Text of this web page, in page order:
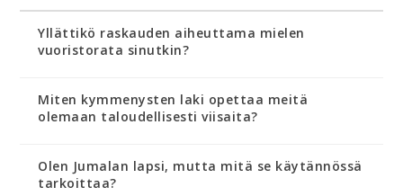
Yllättikö raskauden aiheuttama mielen
vuoristorata sinutkin?
Miten kymmenysten laki opettaa meitä
olemaan taloudellisesti viisaita?
Olen Jumalan lapsi, mutta mitä se käytännössä
tarkoittaa?